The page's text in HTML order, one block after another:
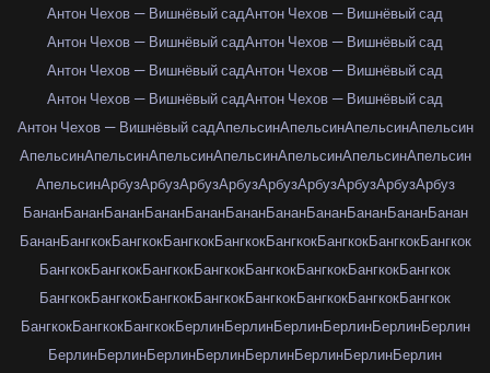
Антон Чехов — Вишнёвый садАнтон Чехов — Вишнёвый сад
Антон Чехов — Вишнёвый садАнтон Чехов — Вишнёвый сад
Антон Чехов — Вишнёвый садАнтон Чехов — Вишнёвый сад
Антон Чехов — Вишнёвый садАнтон Чехов — Вишнёвый сад
Антон Чехов — Вишнёвый садАпельсинАпельсинАпельсинАпельсин
АпельсинАпельсинАпельсинАпельсинАпельсинАпельсинАпельсин
АпельсинАрбузАрбузАрбузАрбузАрбузАрбузАрбузАрбузАрбуз
БананБананБананБананБананБананБананБананБананБананБанан
БананБангкокБангкокБангкокБангкокБангкокБангкокБангкокБангкок
БангкокБангкокБангкокБангкокБангкокБангкокБангкокБангкок
БангкокБангкокБангкокБангкокБангкокБангкокБангкокБангкок
БангкокБангкокБангкокБерлинБерлинБерлинБерлинБерлинБерлин
БерлинБерлинБерлинБерлинБерлинБерлинБерлинБерлин